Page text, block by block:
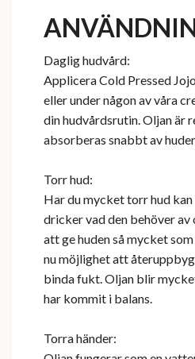
Daglig hudvård:
Applicera Cold Pressed
eller under någon av våra
din hudvårdsrutin. Oljan är
absorberas snabbt av
Torr hud:
Har du mycket torr hud
dricker vad den behöver
att ge huden så mycket
nu möjlighet att
binda fukt. Oljan blir
har kommit i balans.
Torra händer: